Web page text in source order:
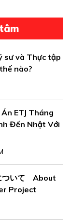
sư và Thực tập
nào?
ETJ Tháng
Đến Nhật Với
ついて About
Project